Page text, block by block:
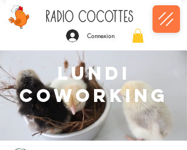
Connexion
LUNDI
COWORKING